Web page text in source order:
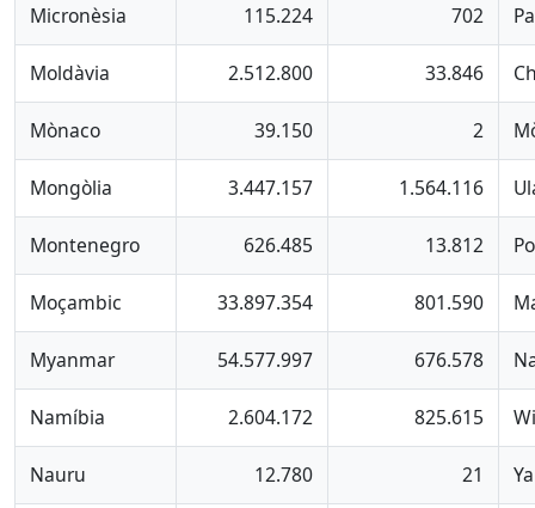
Micronèsia 115.224 702
Moldàvia 2.512.800 33.846
Mònaco 39.150 2
Mongòlia 3.447.157 1.564.116
Montenegro 626.485 13.812
Moçambic 33.897.354 801.590
Myanmar 54.577.997 676.578
Namíbia 2.604.172 825.615
Nauru 12.780 21